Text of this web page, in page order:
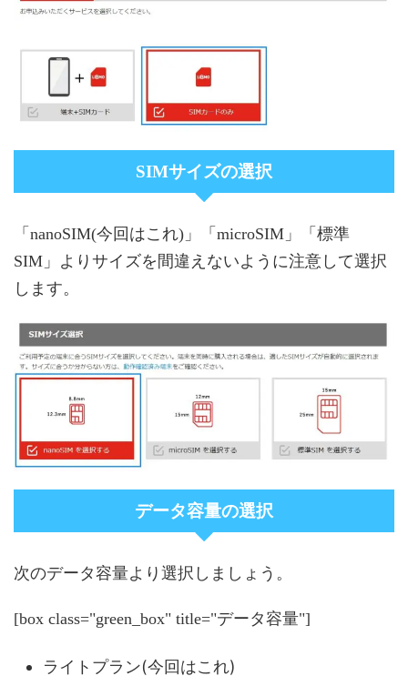
SIMサイズの選択
「nanoSIM(今回はこれ)」「microSIM」「標準
SIM」よりサイズを間違えないように注意して選択
します。
データ容量の選択
次のデータ容量より選択しましょう。
[box class="green_box" title="データ容量"]
ライトプラン(今回はこれ)